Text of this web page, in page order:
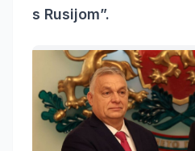
s Rusijom”.